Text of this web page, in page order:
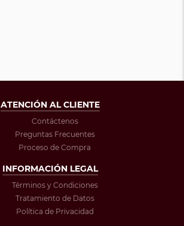
ATENCIÓN AL CLIENTE
Contáctenos
Preguntas Frecuentes
Proceso de Compra
INFORMACIÓN LEGAL
Términos y Condiciones
Tratamiento de Datos
Política de Privacidad